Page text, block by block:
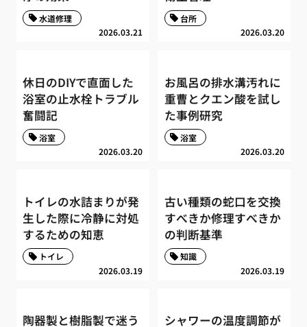
2026.03.21
水道修理
2026.03.20
台所
休日のDIYで直面した
浴室の止水栓トラブル
奮闘記
2026.03.20
浴室
お風呂の排水溝汚れに
重曹とクエン酸を試し
た事例研究
2026.03.20
浴室
トイレの水詰まりが発
生した際に冷静に対処
するための知恵
2026.03.19
トイレ
古い種類の蛇口を交換
すべきか修理すべきか
の判断基準
2026.03.19
知識
陶器製と樹脂製で迷う
シャワーの温度調節が